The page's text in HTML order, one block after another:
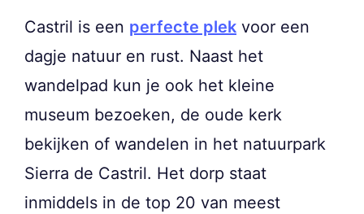
Castril is een perfecte plek voor een
dagje natuur en rust. Naast het
wandelpad kun je ook het kleine
museum bezoeken, de oude kerk
bekijken of wandelen in het natuurpark
Sierra de Castril. Het dorp staat
inmiddels in de top 20 van meest